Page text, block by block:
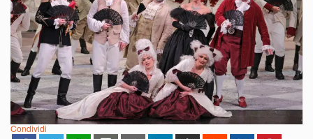
Condividi